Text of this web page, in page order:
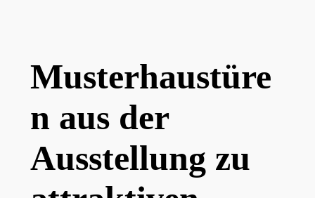
Musterhaustüre
n aus der
Ausstellung zu